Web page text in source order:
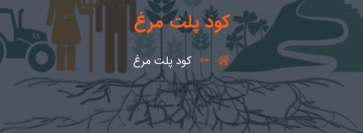
کود پلت مرغ
کود پلت مرغ